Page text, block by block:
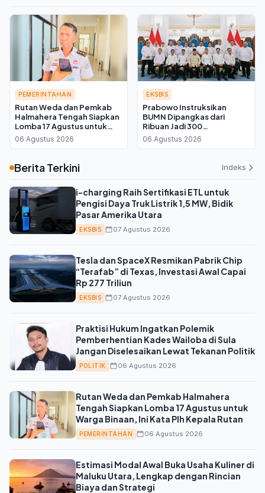
PEMERINTAHAN
Rutan Weda dan Pemkab
Halmahera Tengah Siapkan
Lomba 17 Agustus untuk
Warga Binaan, Ini Kata Plh
Kepala Rutan
06 Agustus 2026
EKSBIS
Prabowo Instruksikan
BUMN Dipangkas dari
Ribuan Jadi 300
Perusahaan, Kadin Kalteng:
Infrastruktur Kembali ke
06 Agustus 2026
Berita Terkini Indeks
i-charging Raih Sertifikasi ETL untuk
Pengisi Daya Truk Listrik 1,5 MW, Bidik
Pasar Amerika Utara
EKSBIS 07 Agustus 2026
Tesla dan SpaceX Resmikan Pabrik Chip
“Terafab” di Texas, Investasi Awal Capai
Rp 277 Triliun
EKSBIS 07 Agustus 2026
Praktisi Hukum Ingatkan Polemik
Pemberhentian Kades Wailoba di Sula
Jangan Diselesaikan Lewat Tekanan Politik
POLITIK 06 Agustus 2026
Rutan Weda dan Pemkab Halmahera
Tengah Siapkan Lomba 17 Agustus untuk
Warga Binaan, Ini Kata Plh Kepala Rutan
PEMERINTAHAN 06 Agustus 2026
Estimasi Modal Awal Buka Usaha Kuliner di
Maluku Utara, Lengkap dengan Rincian
Biaya dan Strategi